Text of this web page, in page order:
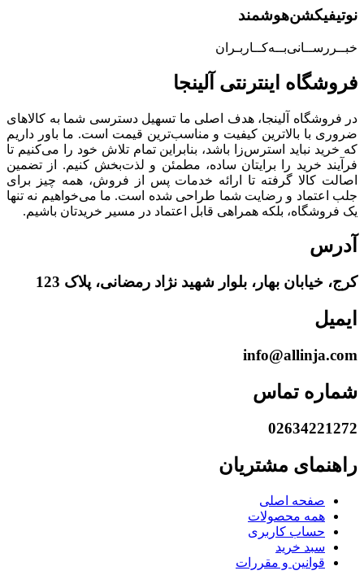
نوتیفیکشن‌هوشمند
خبــررســانی‌بــه‌کــاربـران
فروشگاه‌ اینترنتی‌ آلینجا
در فروشگاه آلینجا، هدف اصلی ما تسهیل دسترسی شما به کالاهای
ضروری با بالاترین کیفیت و مناسب‌ترین قیمت است. ما باور داریم
که خرید نباید استرس‌زا باشد، بنابراین تمام تلاش خود را می‌کنیم تا
فرآیند خرید را برایتان ساده، مطمئن و لذت‌بخش کنیم. از تضمین
اصالت کالا گرفته تا ارائه خدمات پس از فروش، همه چیز برای
جلب اعتماد و رضایت شما طراحی شده است. ما می‌خواهیم نه تنها
یک فروشگاه، بلکه همراهی قابل اعتماد در مسیر خریدتان باشیم.
آدرس
کرج، خیابان بهار، بلوار شهید نژاد رمضانی، پلاک 123
ایمیل
info@allinja.com
شماره تماس
02634221272
راهنمای مشتریان
صفحه اصلی
همه محصولات
حساب کاربری
سبد خرید
قوانین و مقررات